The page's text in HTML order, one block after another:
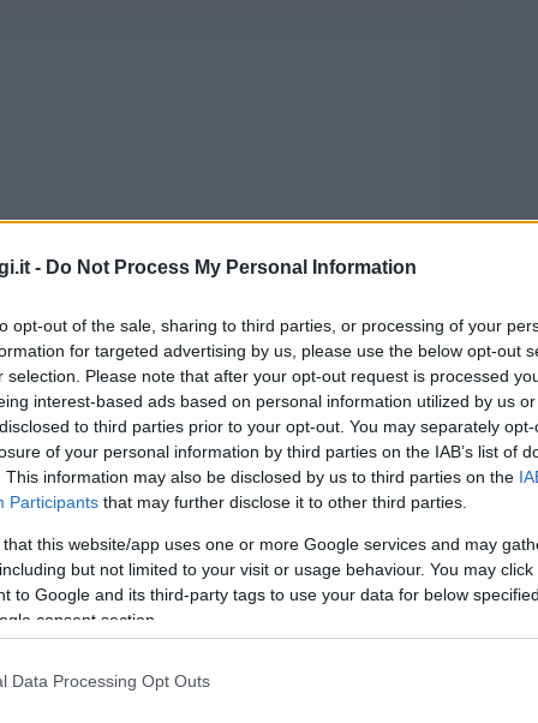
- Do Not Process My Personal Information
opt-out of the sale, sharing to third parties, or processing of your
for targeted advertising by us, please use the below opt-out
selection. Please note that after your opt-out request is processed
interest-based ads based on personal information utilized by us
to third parties prior to your opt-out. You may separately
of your personal information by third parties on the IAB’s list of
This information may also be disclosed by us to third parties on the
Participants that may further disclose it to other third parties.
that this website/app uses one or more Google services and may
but not limited to your visit or usage behaviour. You may
to Google and its third-party tags to use your data for below
consent section.
Data Processing Opt Outs
Finale dell’International
del Carmine di Tempio Pausania farà da
e alla proclamazione dei vincitori
Bernardo De Muro 2026.
celebrerà l’eccellenza della lirica
alcune tra le più promettenti
da tutto il mondo. Una serata unica,
e al futuro del melodramma, alla presenza